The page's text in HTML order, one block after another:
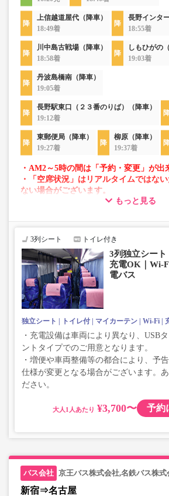
上信越道屋代（降車）
18:49着
長野インタ
18:55着
川中島古戦場（降車）
18:58着
しもひがの
19:03着
丹波島橋南（降車）
19:05着
長野駅東口（２３番のりば）（降車）
19:12着
東郵便局（降車）
19:27着
柳原（降車）
19:37着
・AM2～5時の間は「予約・変更」が出
・「空席状況」はリアルタイムではな
ない場合がございます。
・車両は予告なく変更となる場合がござ
で、あらかじめご了承ください。
もっと見る
3列シート トイレ付き
3列独立シート
充電OK｜Wi-
電バス
独立シート トイレ付 マイカーテン Wi-Fi
・充電設備は車両により異なり、USB
ントタイプでのご用意となります。
・増便や車両整備等の都合により、予
仕様が変更となる場合がございます。
ださい。
大人 ¥3,700〜 予約
京王バス株式会社,名鉄バス株式
新宿⇒名古屋